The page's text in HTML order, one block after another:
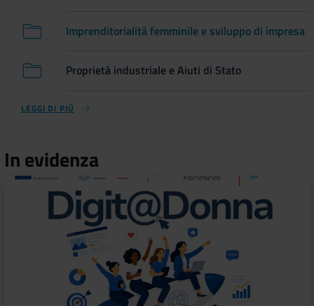
Imprenditorialità femminile e sviluppo di impresa
Proprietà industriale e Aiuti di Stato
LEGGI DI PIÙ
In evidenza